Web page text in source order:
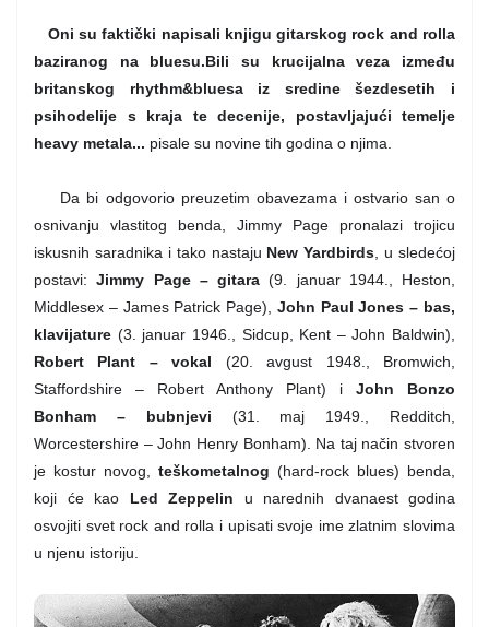
Oni su faktički napisali knjigu gitarskog rock and rolla
baziranog na bluesu.Bili su krucijalna veza između
britanskog rhythm&bluesa iz sredine šezdesetih i
psihodelije s kraja te decenije, postavljajući temelje
heavy metala... pisale su novine tih godina o njima.
Da bi odgovorio preuzetim obavezama i ostvario san o
osnivanju vlastitog benda, Jimmy Page pronalazi trojicu
iskusnih saradnika i tako nastaju New Yardbirds , u sledećoj
postavi:Jimmy Page – gitara(9. januar 1944., Heston,
Middlesex – James Patrick Page), John Paul Jones – bas,
klavijature (3. januar 1946., Sidcup, Kent – John Baldwin),
Robert Plant – vokal (20. avgust 1948., Bromwich,
Staffordshire – Robert Anthony Plant) i John Bonzo
Bonham – bubnjevi (31. maj 1949., Redditch,
Worcestershire – John Henry Bonham). Na taj način stvoren
je kostur novog, teškometalnog (hard-rock blues) benda,
koji će kao Led Zeppelin u narednih dvanaest godina
osvojiti svet rock and rolla i upisati svoje ime zlatnim slovima
u njenu istoriju.